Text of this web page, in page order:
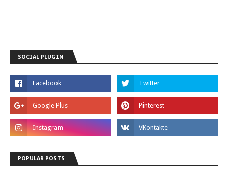
SOCIAL PLUGIN
POPULAR POSTS